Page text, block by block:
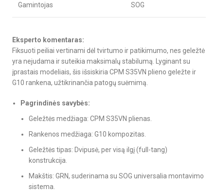
Gamintojas SOG
Eksperto komentaras:
Fiksuoti peiliai vertinami dėl tvirtumo ir patikimumo, nes geležtė
yra nejudama ir suteikia maksimalų stabilumą. Lyginant su
įprastais modeliais, šis išsiskiria CPM S35VN plieno geležte ir
G10 rankena, užtikrinančia patogų suėmimą.
Pagrindinės savybės:
Geležtės medžiaga: CPM S35VN plienas.
Rankenos medžiaga: G10 kompozitas.
Geležtės tipas: Dvipusė, per visą ilgį (full-tang)
konstrukcija.
Makštis: GRN, suderinama su SOG universalia montavimo
sistema.